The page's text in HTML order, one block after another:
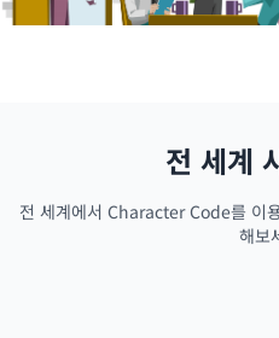
전 세계
전 세계에서 Character Code를 이
해보